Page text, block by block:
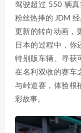
驾驶超过 550 辆
粉丝热捧的 JDM
更新的转向动画，
日本的过程中，你
特别版车辆、寻获
在名利双收的赛车
与峠道赛，体验根
彩故事。